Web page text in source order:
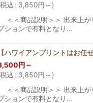
税込: 3,850円 ～ )
＜＜商品説明＞＞ 出来上が
ションで有料となり…
【ハワイアンプリントはお
円 ～
税込: 3,850円 ～ )
＜＜商品説明＞＞ 出来上が
ションで有料となり…